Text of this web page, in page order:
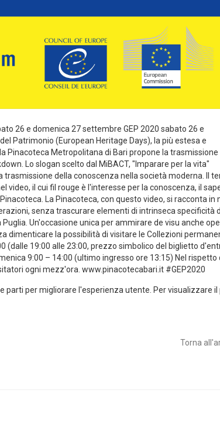
26 e domenica 27 settembre GEP 2020 sabato 26 e
Patrimonio (European Heritage Days), la più estesa e
Metropolitana di Bari propone la trasmissione
Lo slogan scelto dal MiBACT, "Imparare per la vita"
della conoscenza nella società moderna. Il
video, il cui fil rouge è l'interesse per la conoscenza, il
La Pinacoteca, con questo video, si racconta in
senza trascurare elementi di intrinseca specificità
Un'occasione unica per ammirare de visu anche
dimenticare la possibilità di visitare le Collezioni
(dalle 19:00 alle 23:00, prezzo simbolico del biglietto
9:00 – 14:00 (ultimo ingresso ore 13:15) Nel rispetto
ogni mezz'ora. www.pinacotecabari.it #GEP2020
parti per migliorare l'esperienza utente. Per visualizzare il
Torna